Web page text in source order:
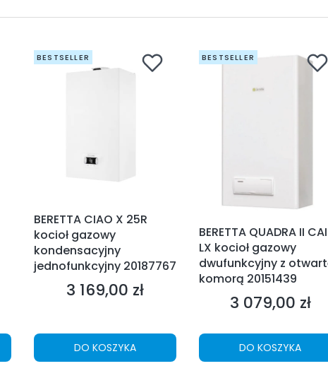
BESTSELLER
BERETTA CIAO X 25R
kocioł gazowy
kondensacyjny
jednofunkcyjny 20187767
Cena
3 169,00 zł
DO KOSZYKA
BESTSELLER
BERETTA QUADRA II CAI
LX kocioł gazowy
dwufunkcyjny z
komorą 20151439
Cena
3 079,00 zł
DO KOSZYKA